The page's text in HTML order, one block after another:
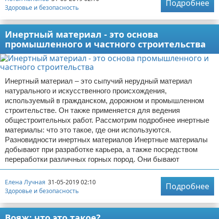
Здоровье и безопасность
Подробнее
Инертный материал - это основа
промышленного и частного строительства
Инертный материал – это сыпучий нерудный материал
натурального и искусственного происхождения,
используемый в гражданском, дорожном и промышленном
строительстве. Он также применяется для ведения
общестроительных работ. Рассмотрим подробнее инертные
материалы: что это такое, где они используются.
Разновидности инертных материалов Инертные материалы
добывают при разработке карьера, а также посредством
переработки различных горных пород. Они бывают
Елена Лучная 31-05-2019 02:10
Здоровье и безопасность
Подробнее